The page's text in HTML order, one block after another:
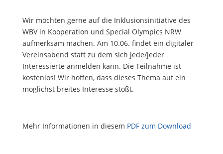
Wir möchten gerne auf die Inklusionsinitiative des
WBV in Kooperation und Special Olympics NRW
aufmerksam machen. Am 10.06. findet ein digitaler
Vereinsabend statt zu dem sich jede/jeder
Interessierte anmelden kann. Die Teilnahme ist
kostenlos! Wir hoffen, dass dieses Thema auf ein
möglichst breites Interesse stößt.
Mehr Informationen in diesem PDF zum Download